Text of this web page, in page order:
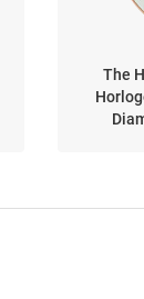
The